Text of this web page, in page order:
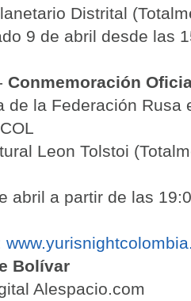
Distrital
9 de abril desde las
Conmemoración
de la Federación Rusa
Leon Tolstoi
abril a partir de las
Bolívar
Alespacio.com